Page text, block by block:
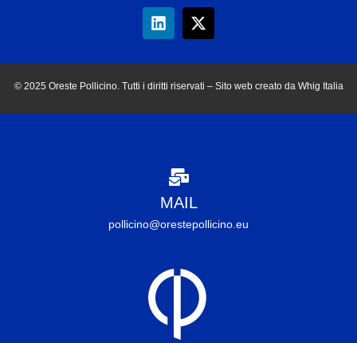
© 2025 Oreste Pollicino. Tutti i diritti riservati – Sito web creato da Whig Italia
MAIL
pollicino@orestepollicino.eu